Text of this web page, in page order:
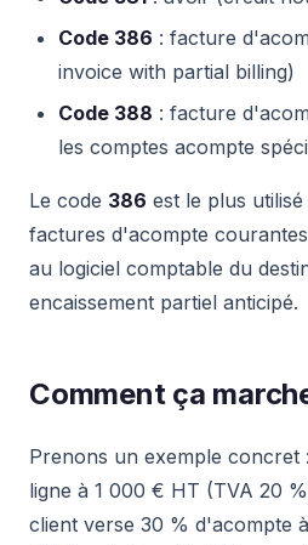
Code 386 : facture
invoice with partial billing)
Code 388 : facture
les comptes acompte
Le code 386 est le plus
factures d'acompte
au logiciel comptable du
encaissement partiel anticipé.
Comment ça
Prenons un exemple concret
ligne à 1 000 € HT (TVA 20
client verse 30 % d'acompte